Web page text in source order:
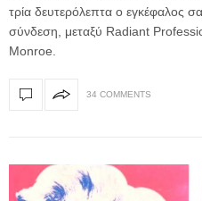
τρία δευτερόλεπτα ο εγκέφαλος
σύνδεση, μεταξύ Radiant
Monroe.
34 COMMENTS